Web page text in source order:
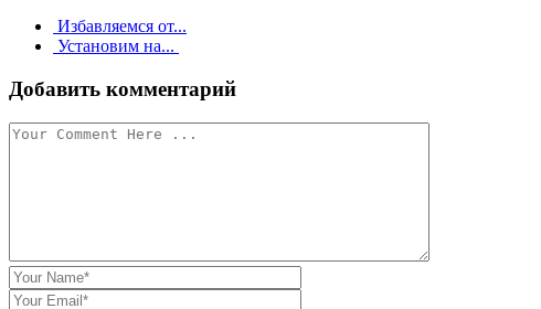
Навигация
записи
Избавляемся от...
Установим на...
Добавить комментарий
Author
Email